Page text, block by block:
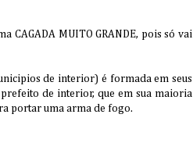
CAGADA MUITO GRANDE, pois só vai
de interior) é formada em seus
de interior, que em sua maioria
portar uma arma de fogo.